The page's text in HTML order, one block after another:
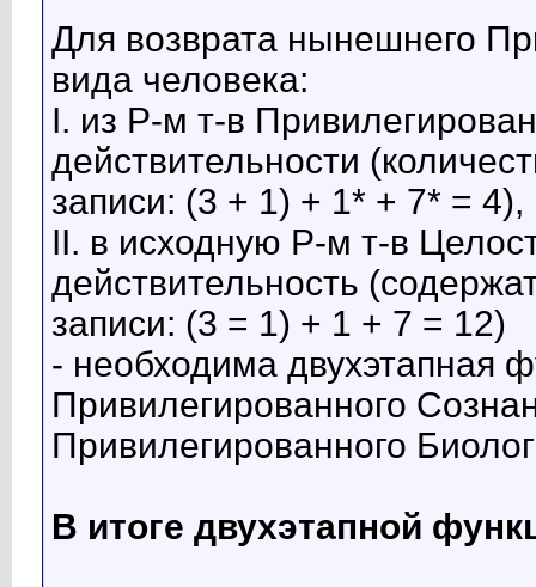
Для возврата нынешнего
вида человека:
I. из Р-м т-в
действительности
записи: (3 + 1) + 1* + 7* = 4),
II. в исходную Р-м т-в
действительность
записи: (3 = 1) + 1 + 7 = 12)
- необходима двухэтапная
Привилегированного
Привилегированного
В итоге двухэтапной